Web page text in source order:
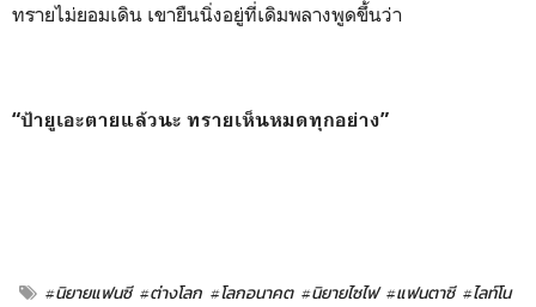
ทรายไม่ยอมเดิน เขายืนนิ่งอยู่ที่เดิมพลางพูดขึ้นว่า
“ป้ายูเอะตายแล้วนะ ทรายเห็นหมดทุกอย่าง”
#นิยายแฟนซี #ต่างโลก #โลกอนาคต #นิยายไซไฟ #แฟนตาซี #ไลท์โน